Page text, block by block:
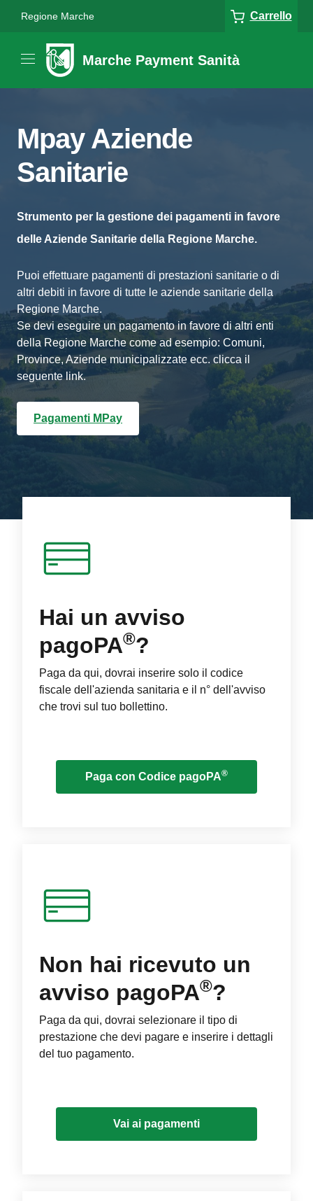
Regione Marche Carrello
Marche Payment Sanità
Mpay Aziende
Sanitarie
Strumento per la gestione dei pagamenti in favore
delle Aziende Sanitarie della Regione Marche.
Puoi effettuare pagamenti di prestazioni sanitarie o di
altri debiti in favore di tutte le aziende sanitarie della
Regione Marche.
Se devi eseguire un pagamento in favore di altri enti
della Regione Marche come ad esempio: Comuni,
Province, Aziende municipalizzate ecc. clicca il
seguente link.
Pagamenti MPay
Hai un avviso
pagoPA®?
Paga da qui, dovrai inserire solo il codice
fiscale dell'azienda sanitaria e il n° dell'avviso
che trovi sul tuo bollettino.
Paga con Codice pagoPA®
Non hai ricevuto un
avviso pagoPA®?
Paga da qui, dovrai selezionare il tipo di
prestazione che devi pagare e inserire i dettagli
del tuo pagamento.
Vai ai pagamenti